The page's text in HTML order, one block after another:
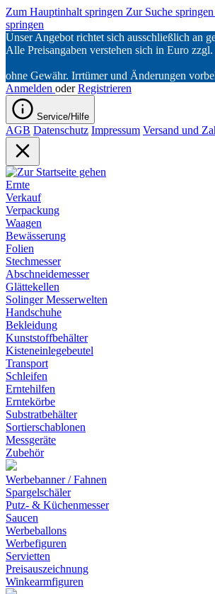
Zum Hauptinhalt springen Zur Suche springen
springen
Unser Angebot richtet sich ausschließlich an
Alle Preisangaben verstehen sich in Euro
ohne Gewähr. Irrtümer und Änderungen
Anmelden oder Registrieren
Service/Hilfe
AGB Datenschutz Impressum Versand und
Ernte
Verkauf
Verpackung
Waagen
Bewässerung
Folien
Stechmesser
Abschneidemesser
Glättekellen
Solinger Messerwelten
Handschuhe
Bekleidung
Kunststoffbehälter
Kisteneinlegebeutel
Transport
Schleifen
Erntehilfen
Erntekörbe
Substratbehälter
Sortierschablonen
Messgeräte
Zubehör
Werbebanner / Fahnen
Spargelschäler
Putz- & Küchenmesser
Saucen
Werbeballons
Werbefiguren
Servietten
Preisauszeichnung
Winkearmfiguren